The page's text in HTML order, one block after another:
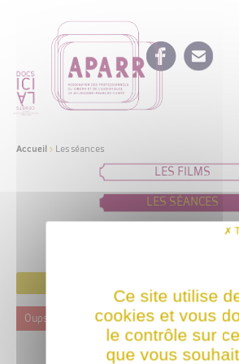
Accueil > Les séances
LES FILMS
LES SÉANCES
IDÉES DE
Oups ! Ce film n'est programmé actuellement
Ce site utilise
cookies et vous
le contrôle sur
que vous